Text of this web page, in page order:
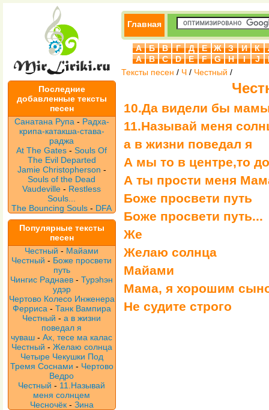
Последние
добавленные тексты
песен
Санатана Рупа - Радха-
крипа-катакша-става-
раджа
At The Gates -Souls Of
The Evil Departed
Jamie Christopherson -
Souls of the Dead
Vaudeville- Restless
Souls...
The Bouncing Souls - DFA
Популярные тексты
песен
Честный - Майами
Честный - Боже просвети
путь
Чингис Раднаев -Турэhэн
удэр
Чертово Колесо Инженера
Ферриса - Танк Вампира
Честный -а в жизни
поведал я
чуваш -Ах, тесе ма калас
Честный - Желаю солнца
Четыре Чекушки Под
Тремя Соснами - Чертово
Ведро
Честный - 11.Называй
меня солнцем
Чесночёк - Зина
Главная
А Б В Г Д Е Ж З И К
A
B C D E F G H I J
Тексты песен / Ч / Честный /
10.Да видели бы
11.Называй меня
а в жизни поведал я
А мы то в центре,то
А ты прости меня
Боже просвети путь
Боже просвети путь...
Же
Желаю солнца
Майами
Мама, я хорошим
Не судите строго